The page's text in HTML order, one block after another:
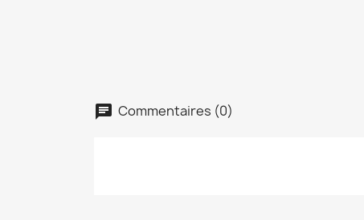
Commentaires (0)